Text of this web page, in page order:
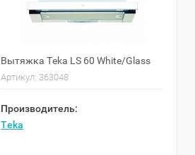
Вытяжка Teka LS 60 White/Glass
Артикул: 363048
Производитель:
Teka